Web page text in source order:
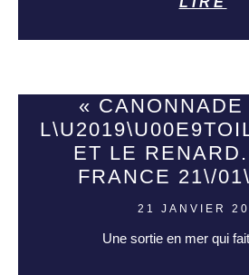
«
ET LE RENARD.
FRANCE 21\/
21 JANVIER
Une sortie en mer qui